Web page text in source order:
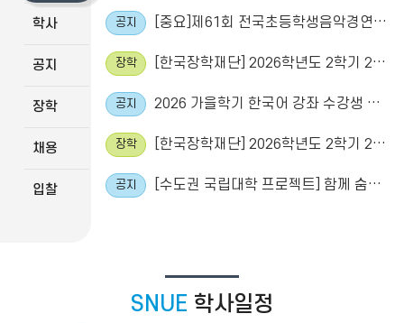
공지 [중요]제61회 전국초등학생음악경연대회 개최(접수: 2026.08.10.월~09.07.(월)까지)
장학 [한국장학재단] 2026학년도 2학기 2차 주거안정장학금 신청
공지 2026 가을학기 한국어 강좌 수강생 모집
장학 [한국장학재단] 2026학년도 2학기 2차 국가근로장학금 학생 신청 기간 안내
공지 [수도권 국립대학 프로젝트] 함께 숨쉬는 푸른 지구
학사
공지
장학
채용
입찰
SNUE 학사일정